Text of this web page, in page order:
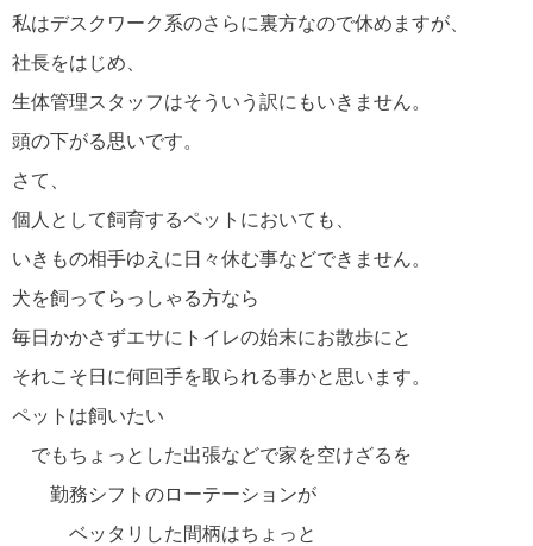
私はデスクワーク系のさらに裏方なので休めますが、
社長をはじめ、
生体管理スタッフはそういう訳にもいきません。
頭の下がる思いです。
さて、
個人として飼育するペットにおいても、
いきもの相手ゆえに日々休む事などできません。
犬を飼ってらっしゃる方なら
毎日かかさずエサにトイレの始末にお散歩にと
それこそ日に何回手を取られる事かと思います。
ペットは飼いたい
でもちょっとした出張などで家を空けざるを
勤務シフトのローテーションが
ベッタリした間柄はちょっと